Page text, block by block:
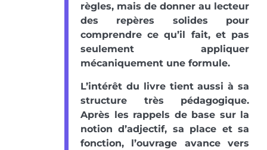
règles, mais de donner au lecteur
des repères solides pour
comprendre ce qu’il fait, et pas
seulement appliquer
mécaniquement une formule.
L’intérêt du livre tient aussi à sa
structure très pédagogique.
Après les rappels de base sur la
notion d’adjectif, sa place et sa
fonction, l’ouvrage avance vers